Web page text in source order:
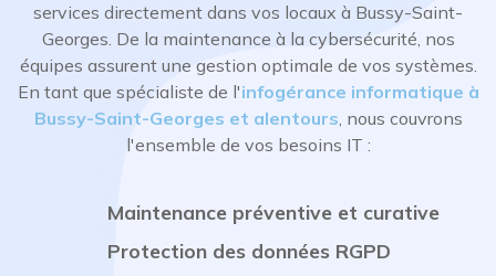
services directement dans vos locaux à Bussy-Saint-
Georges. De la maintenance à la cybersécurité, nos
équipes assurent une gestion optimale de vos systèmes.
En tant que spécialiste de l'infogérance informatique à
Bussy-Saint-Georges et alentours, nous couvrons
l'ensemble de vos besoins IT :
Maintenance préventive et curative
Protection des données RGPD